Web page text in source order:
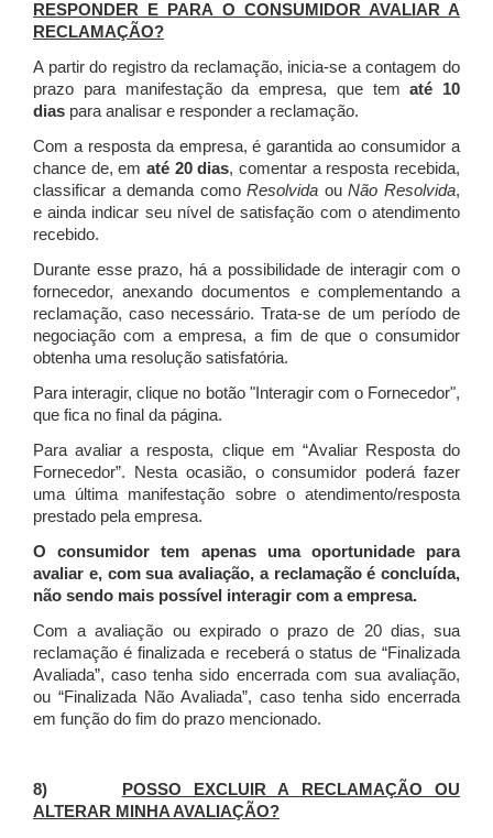
RESPONDER E PARA O CONSUMIDOR AVALIAR A
RECLAMAÇÃO?
A partir do registro da reclamação, inicia-se a contagem do
prazo para manifestação da empresa, que tematé 10
dias para analisar e responder a reclamação.
Com a resposta da empresa, é garantida ao consumidor a
chance de, em até 20 dias, comentar a resposta recebida,
classificar a demanda comoResolvida ouNão Resolvida,
e ainda indicar seu nível de satisfação com o atendimento
recebido.
Durante esse prazo, há a possibilidade de interagir com o
fornecedor, anexando documentos e complementando a
reclamação, caso necessário.Trata-se de um período de
negociação com a empresa, a fim de que o consumidor
obtenha uma resolução satisfatória.
Para interagir, clique no botão "Interagir com o Fornecedor",
que fica no final da página.
Para avaliar a resposta, clique em “Avaliar Resposta do
Fornecedor”. Nesta ocasião, o consumidor poderá fazer
uma última manifestação sobre o atendimento/resposta
prestado pela empresa.
O consumidor tem apenas uma oportunidade para
avaliar e, com sua avaliação, a reclamação é concluída,
não sendo mais possível interagir com a empresa.
Com a avaliação ou expirado o prazo de 20 dias, sua
reclamação é finalizada e receberá o status de “Finalizada
Avaliada”, caso tenha sido encerrada com sua avaliação,
ou “Finalizada Não Avaliada”, caso tenha sido encerrada
em função do fim do prazo mencionado.
8)
POSSO EXCLUIR A RECLAMAÇÃO OU
ALTERAR MINHA AVALIAÇÃO?